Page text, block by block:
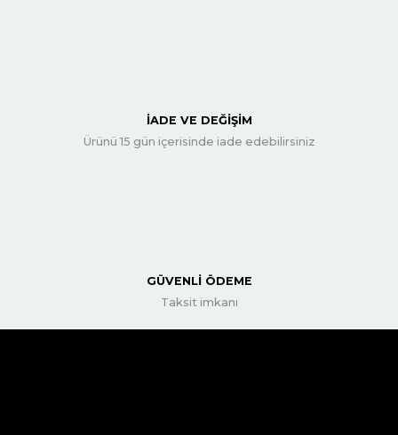
İADE VE DEĞİŞİM
Ürünü 15 gün içerisinde iade edebilirsiniz
GÜVENLİ ÖDEME
Taksit imkanı